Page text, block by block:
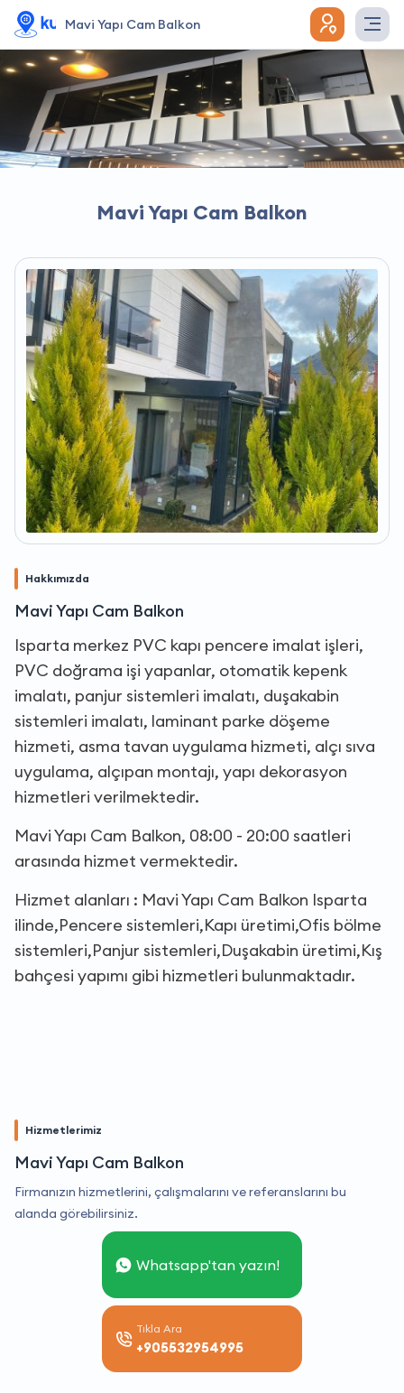
Mavi Yapı Cam Balkon
Mavi Yapı Cam Balkon
Hakkımızda
Mavi Yapı Cam Balkon
Isparta merkez PVC kapı pencere imalat işleri,
PVC doğrama işi yapanlar, otomatik kepenk
imalatı, panjur sistemleri imalatı, duşakabin
sistemleri imalatı, laminant parke döşeme
hizmeti, asma tavan uygulama hizmeti, alçı sıva
uygulama, alçıpan montajı, yapı dekorasyon
hizmetleri verilmektedir.
Mavi Yapı Cam Balkon, 08:00 - 20:00 saatleri
arasında hizmet vermektedir.
Hizmet alanları : Mavi Yapı Cam Balkon Isparta
ilinde,Pencere sistemleri,Kapı üretimi,Ofis bölme
sistemleri,Panjur sistemleri,Duşakabin üretimi,Kış
bahçesi yapımı gibi hizmetleri bulunmaktadır.
Hizmetlerimiz
Mavi Yapı Cam Balkon
Firmanızın hizmetlerini, çalışmalarını ve referanslarını bu
alanda görebilirsiniz.
Whatsapp'tan yazın!
Tıkla Ara
+905532954995